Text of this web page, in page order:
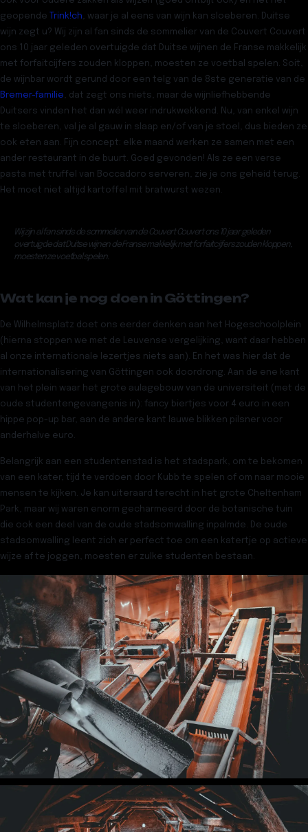
geopende
Trink!ch, waar je al eens van wijn kan sloeberen. Duitse
wijn zegt u? Wij zijn al fan sinds de sommelier van de Couvert Couvert
ons 10 jaar geleden overtuigde dat Duitse wijnen de Franse makkelijk
met forfaitcijfers zouden kloppen, moesten ze voetbal spelen. Soit,
de wijnbar wordt gerund door een telg van de 8ste generatie van de
Bremer-familie, dat zegt ons niets, maar de wijnliefhebbende
Duitsers vinden het dan wél weer indrukwekkend. Nu, van enkel wijn
te sloeberen, val je al gauw in slaap en/of van je stoel, dus bieden ze
ook eten aan. Fijn concept: elke maand werken ze samen met een
ander restaurant in de buurt. Goed gevonden! Als ze een verse
pasta met truffel van Boccadoro serveren, zie je ons geheid terug.
Het moet niet altijd kartoffel mit bratwurst wezen.
Wij zijn al fan sinds de sommelier van de Couvert Couvert ons 10 jaar geleden
overtuigde dat Duitse wijnen de Franse makkelijk met forfaitcijfers zouden kloppen,
moesten ze voetbal spelen.
Wat kan je nog doen in Göttingen?
De Wilhelmsplatz doet ons eerder denken aan het Hogeschoolplein
(hierna stoppen we met de Leuvense vergelijking, want daar hebben
al onze internationale lezertjes niets aan). En het was hier dat de
internationalisering van Göttingen ook doordrong. Aan de ene kant
van het plein waar het grote aulagebouw van de universiteit (met de
oude studentengevangenis in): fancy biertjes voor 4 euro in een
hippe pop-up bar, aan de andere kant lauwe blikken pilsner voor
anderhalve euro.
Belangrijk aan een studentenstad is het stadspark, om te bekomen
van een kater, tijd te verdoen door Kubb te spelen of om naar mooie
mensen te kijken. Je kan uiteraard terecht in het grote Cheltenham
Park, maar wij waren enorm gecharmeerd door de botanische tuin
die ook een deel van de oude stadsomwalling inpalmde. De oude
stadsomwalling leent zich er perfect toe om een katertje op actieve
wijze af te joggen, moesten er zulke studenten bestaan.